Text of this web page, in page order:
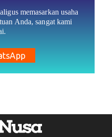
memasarkan usaha
Anda, sangat kami